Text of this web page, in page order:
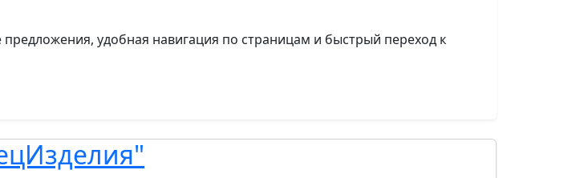
удобная навигация по страницам и быстрый переход к